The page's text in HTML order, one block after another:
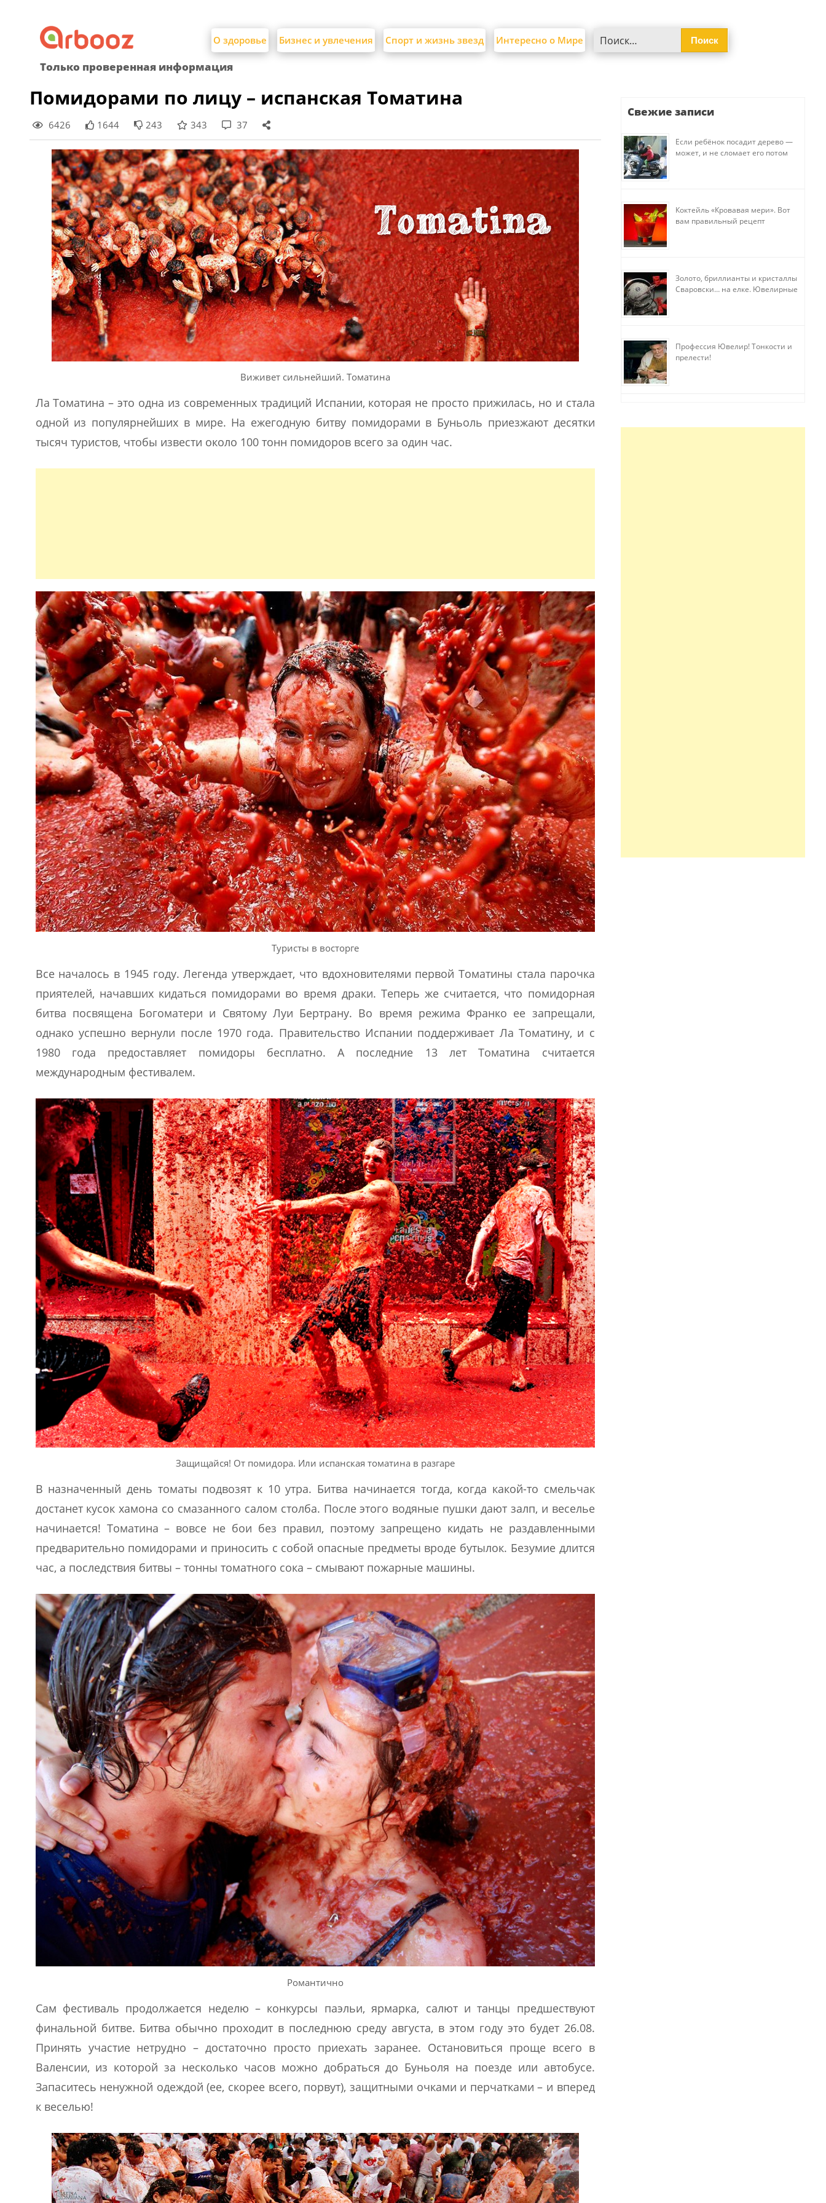
content
О здоровье Бизнес и увлечения Спорт и жизнь звезд Интересно о Мире
Только проверенная информация
Помидорами по лицу – испанская Томатина
6426 1644 243 343 37
Виживет сильнейший. Томатина
Ла Томатина – это одна из современных традиций Испании, которая не просто прижилась, но и стала
одной из популярнейших в мире. На ежегодную битву помидорами в Буньоль приезжают десятки
тысяч туристов, чтобы извести около 100 тонн помидоров всего за один час.
Туристы в восторге
Все началось в 1945 году. Легенда утверждает, что вдохновителями первой Томатины стала парочка
приятелей, начавших кидаться помидорами во время драки. Теперь же считается, что помидорная
битва посвящена Богоматери и Святому Луи Бертрану. Во время режима Франко ее запрещали,
однако успешно вернули после 1970 года. Правительство Испании поддерживает Ла Томатину, и с
1980 года предоставляет помидоры бесплатно. А последние 13 лет Томатина считается
международным фестивалем.
Защищайся! От помидора. Или испанская томатина в разгаре
В назначенный день томаты подвозят к 10 утра. Битва начинается тогда, когда какой-то смельчак
достанет кусок хамона со смазанного салом столба. После этого водяные пушки дают залп, и веселье
начинается! Томатина – вовсе не бои без правил, поэтому запрещено кидать не раздавленными
предварительно помидорами и приносить с собой опасные предметы вроде бутылок. Безумие длится
час, а последствия битвы – тонны томатного сока – смывают пожарные машины.
Романтично
Сам фестиваль продолжается неделю – конкурсы паэльи, ярмарка, салют и танцы предшествуют
финальной битве. Битва обычно проходит в последнюю среду августа, в этом году это будет 26.08.
Принять участие нетрудно – достаточно просто приехать заранее. Остановиться проще всего в
Валенсии, из которой за несколько часов можно добраться до Буньоля на поезде или автобусе.
Запаситесь ненужной одеждой (ее, скорее всего, порвут), защитными очками и перчатками – и вперед
к веселью!
Свежие записи
Если ребёнок посадит дерево —
может, и не сломает его потом
Коктейль «Кровавая мери». Вот
вам правильный рецепт
Золото, бриллианты и кристаллы
Сваровски… на елке. Ювелирные
Профессия Ювелир! Тонкости и
прелести!